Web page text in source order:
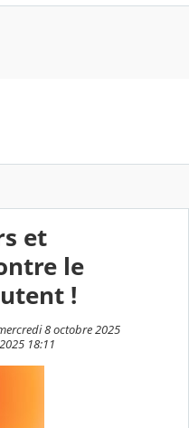
et
le
!
8 octobre 2025
18:11